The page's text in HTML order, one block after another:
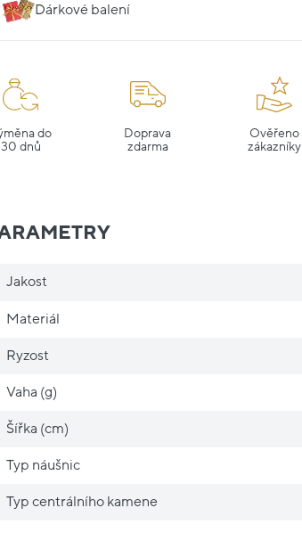
Dárkové balení
do
30 dnů
Doprava
zdarma
Ověřeno
zákazníky
Jakost
Materiál
Ryzost
Vaha (g)
Šířka (cm)
Typ náušnic
Typ centrálního kamene